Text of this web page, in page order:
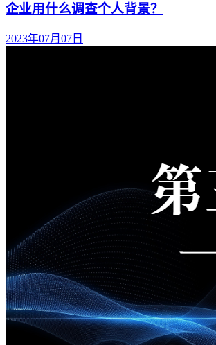
企业用什么调查个人背景？
2023年07月07日